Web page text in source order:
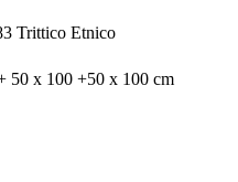
Trittico Etnico
50 x 100 +50 x 100 cm